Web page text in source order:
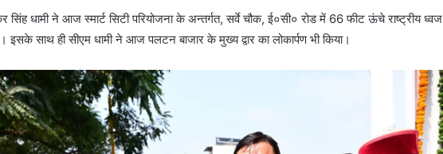
सिंह धामी ने आज स्मार्ट सिटी परियोजना के अन्तर्गत, सर्वे चौक, ई०सी० रोड में 66 फीट ऊंचे राष्ट्रीय ध्वज
इसके साथ ही सीएम धामी ने आज पलटन बाजार के मुख्य द्वार का लोकार्पण भी किया।